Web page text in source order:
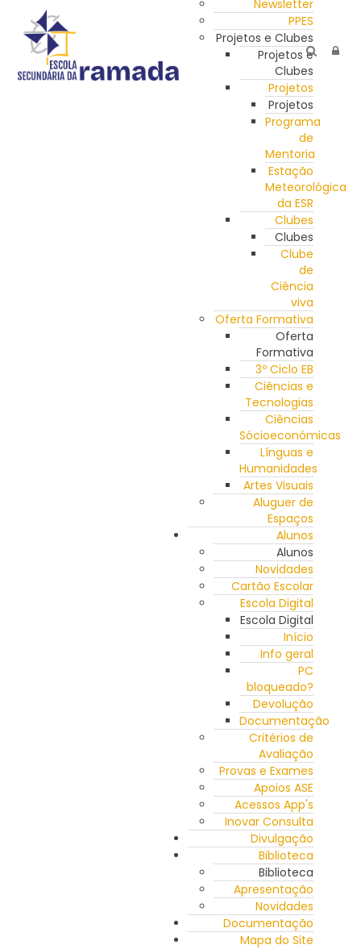
Newsletter
PPES
Projetos e Clubes
Projetos e
Clubes
Projetos
Projetos
Programa
de
Mentoria
Estação
Meteorológica
da ESR
Clubes
Clubes
Clube
de
Ciência
viva
Oferta Formativa
Oferta
Formativa
3º Ciclo EB
Ciências e
Tecnologias
Ciências
Sócioeconómicas
Línguas e
Humanidades
Artes Visuais
Aluguer de
Espaços
Alunos
Alunos
Novidades
Cartão Escolar
Escola Digital
Escola Digital
Início
Info geral
PC
bloqueado?
Devolução
Documentação
Critérios de
Avaliação
Provas e Exames
Apoios ASE
Acessos App's
Inovar Consulta
Divulgação
Biblioteca
Biblioteca
Apresentação
Novidades
Documentação
Mapa do Site